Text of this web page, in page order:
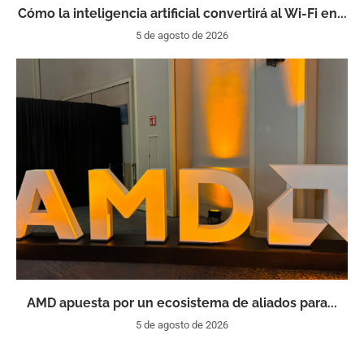
Cómo la inteligencia artificial convertirá al Wi-Fi en...
5 de agosto de 2026
AMD apuesta por un ecosistema de aliados para...
5 de agosto de 2026